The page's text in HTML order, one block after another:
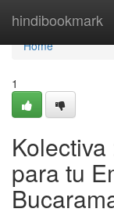
hindibookmark
Home
Home
1
para tu